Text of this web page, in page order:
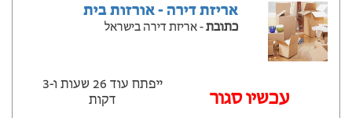
אריזת דירה - אורזות בית
כתובת- אריזת דירה בישראל
עכשיו סגור
ייפתח עוד 26 שעות ‫ו-3
דקות